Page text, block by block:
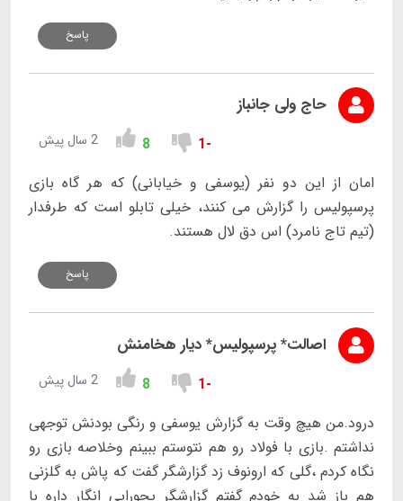
پاسخ
حاج ولی جانباز
-1
8 2 سال پیش
امان از این دو نفر (یوسفی و خیابانی) که هر گاه بازی
پرسپولیس را گزارش می کنند، خیلی تابلو است که طرفدار
(تیم تاج نامرد) اس دق لال هستند.
پاسخ
اصالت* پرسپولیس* دیار هخامنش
-1
8 2 سال پیش
درود.من هیچ وقت به گزارش یوسفی و رنگی بودنش توجهی
نداشتم .بازی با فولاد رو هم نتوستم ببینم وخلاصه بازی رو
نگاه کردم ،گلی که ارونوف زد گزارشگر گفت که پاش به گلزنی
هم باز شد به خودم گفتم گزارشگر یجورایی انگار داره با